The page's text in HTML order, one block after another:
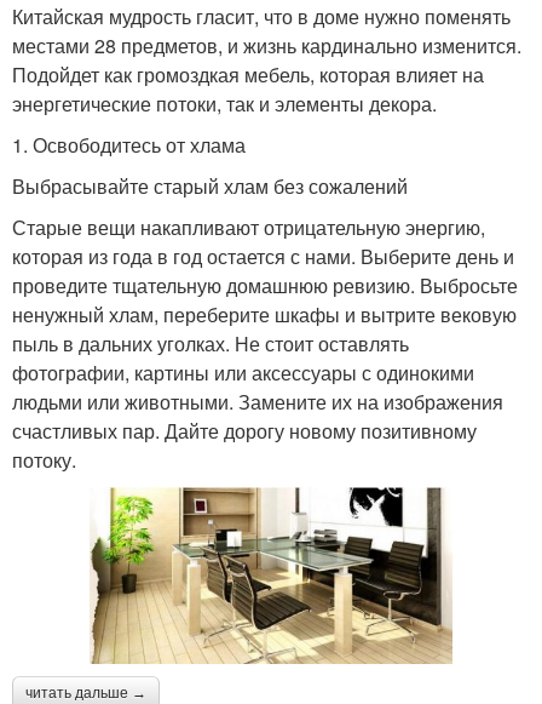
Китайская мудрость гласит, что в доме нужно поменять
местами 28 предметов, и жизнь кардинально изменится.
Подойдет как громоздкая мебель, которая влияет на
энергетические потоки, так и элементы декора.
1. Освободитесь от хлама
Выбрасывайте старый хлам без сожалений
Старые вещи накапливают отрицательную энергию,
которая из года в год остается с нами. Выберите день и
проведите тщательную домашнюю ревизию. Выбросьте
ненужный хлам, переберите шкафы и вытрите вековую
пыль в дальних уголках. Не стоит оставлять
фотографии, картины или аксессуары с одинокими
людьми или животными. Замените их на изображения
счастливых пар. Дайте дорогу новому позитивному
потоку.
читать дальше →